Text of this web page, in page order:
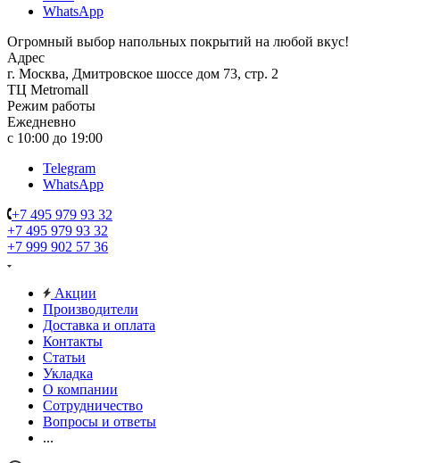
WhatsApp
Огромный выбор напольных покрытий на любой вкус!
Адрес
г. Москва, Дмитровское шоссе дом 73, стр. 2
ТЦ Metromall
Режим работы
Ежедневно
с 10:00 до 19:00
Telegram
WhatsApp
+7 495 979 93 32
+7 495 979 93 32
+7 999 902 57 36
Акции
Производители
Доставка и оплата
Контакты
Статьи
Укладка
О компании
Сотрудничество
Вопросы и ответы
...